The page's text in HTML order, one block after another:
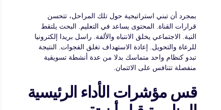
بمجرد أن تبني استراتيجية حول تلك المراحل، تتحسن
قرارات القناة. المحتوى يساعد في التعليم. البحث يلتقط
النية. الاجتماعي يخلق الانتباه والألفة. راسل بريدا إلكترونيا
للرعاة والتحويل. إعادة الاستهداف تغلق الفجوات. النتيجة
تبدو كنظام واحد متماسك بدلا من عدة أنشطة تسويقية
منفصلة تتنافس على الائتمان.
قس مؤشرات الأداء الرئيسية